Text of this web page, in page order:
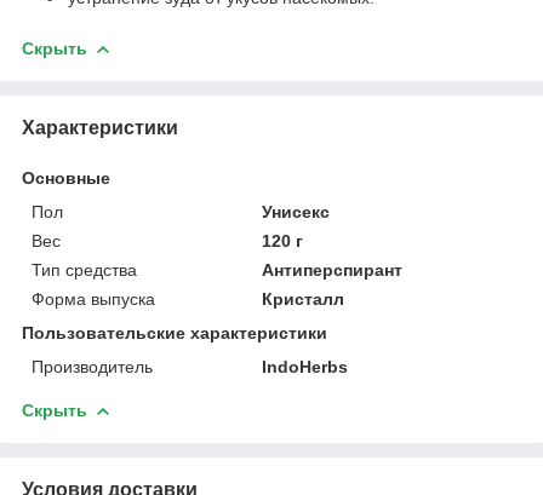
Скрыть
Характеристики
Основные
Пол
Унисекс
Вес
120 г
Тип средства
Антиперспирант
Форма выпуска
Кристалл
Пользовательские характеристики
Производитель
IndoHerbs
Скрыть
Условия доставки